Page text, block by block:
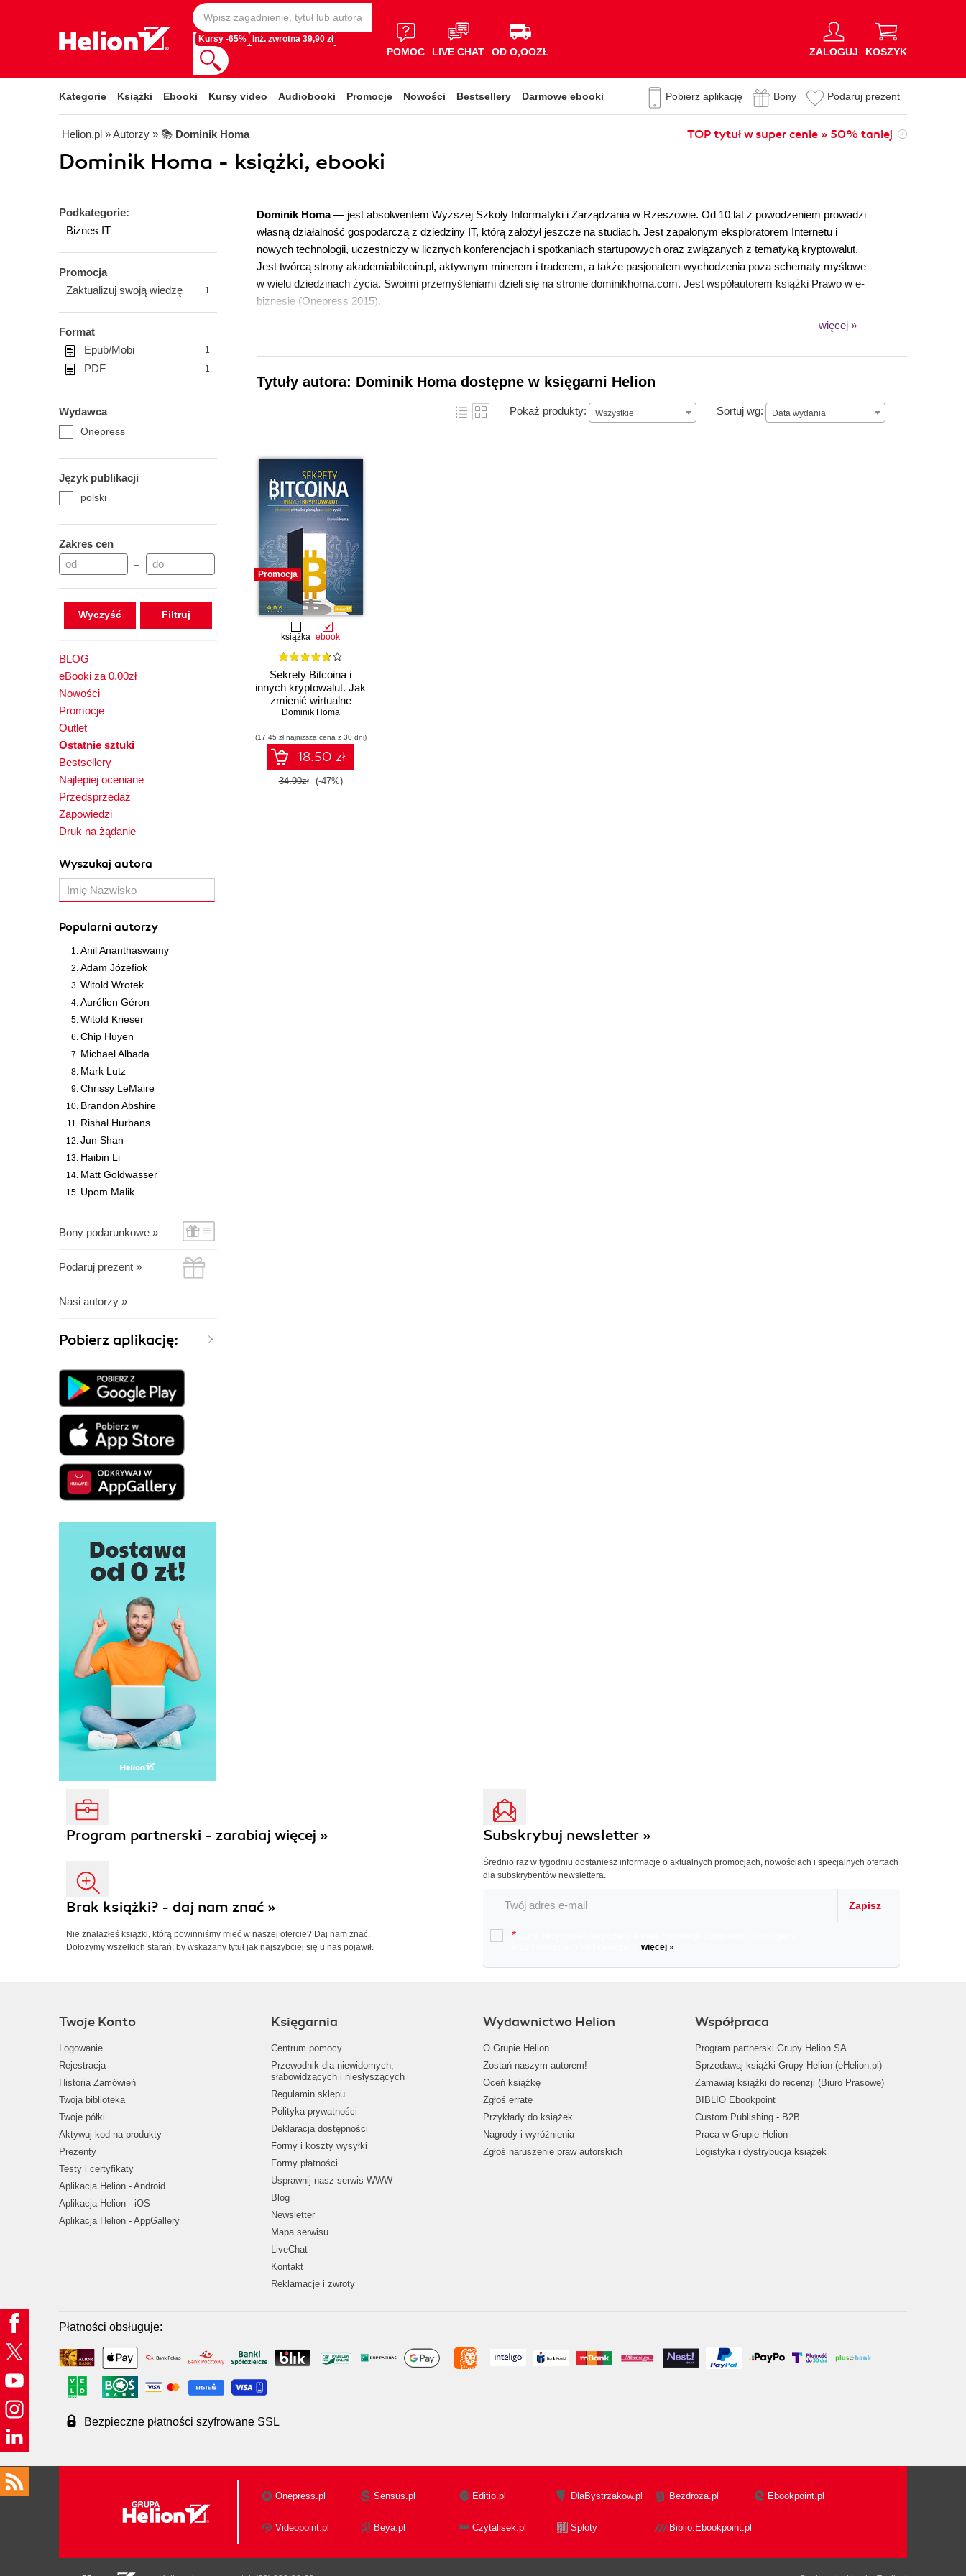
Kursy -65% Inż. zwrotna 39,90 zł
POMOC LIVE CHAT OD O,OOZŁ ZALOGUJ KOSZYK
Kategorie Książki Ebooki Kursy video Audiobooki Promocje Nowości Bestsellery Darmowe ebooki Pobierz aplikację Bony Podaruj prezent
Helion.pl » Autorzy » 📚 Dominik Homa TOP tytuł w super cenie » 50% taniej
Dominik Homa - książki, ebooki
Podkategorie:
Biznes IT
Promocja
Zaktualizuj swoją wiedzę
1
Format
Epub/Mobi
1
PDF 1
Wydawca
Onepress
Język publikacji
polski
Zakres cen
–
Wyczyść
BLOG
eBooki za 0,00zł
Nowości
Promocje
Outlet
Ostatnie sztuki
Bestsellery
Najlepiej oceniane
Przedsprzedaż
Zapowiedzi
Druk na żądanie
Wyszukaj autora
Popularni autorzy
Anil Ananthaswamy
Adam Józefiok
Witold Wrotek
Aurélien Géron
Witold Krieser
Chip Huyen
Michael Albada
Mark Lutz
Chrissy LeMaire
Brandon Abshire
Rishal Hurbans
Jun Shan
Haibin Li
Matt Goldwasser
Upom Malik
Bony podarunkowe »
Podaruj prezent »
Nasi autorzy »
Pobierz aplikację:
Dominik Homa— jest absolwentem Wyższej Szkoły Informatyki i Zarządzania w Rzeszowie. Od 10 lat z powodzeniem prowadzi
własną działalność gospodarczą z dziedziny IT, którą założył jeszcze na studiach. Jest zapalonym eksploratorem Internetu i
nowych technologii, uczestniczy w licznych konferencjach i spotkaniach startupowych oraz związanych z tematyką kryptowalut.
Jest twórcą strony akademiabitcoin.pl, aktywnym minerem i traderem, a także pasjonatem wychodzenia poza schematy myślowe
w wielu dziedzinach życia. Swoimi przemyśleniami dzieli się na stronie dominikhoma.com. Jest współautorem książki Prawo w e-
biznesie (Onepress 2015).
więcej »
Tytuły autora: Dominik Homa dostępne w księgarni Helion
Pokaż produkty: Wszystkie Sortuj wg: Data wydania
Data wydania
Promocja
książka ebook
Sekrety Bitcoina i
innych kryptowalut. Jak
zmienić wirtualne
pieniądze w realne
Dominik Homa
(17,45 zł najniższa cena z 30 dni)
18.50 zł
34.90zł (-47%)
Program partnerski - zarabiaj więcej »
Brak książki? - daj nam znać »
Nie znalazłeś książki, którą powinniśmy mieć w naszej ofercie? Daj nam znać.
Dołożymy wszelkich starań, by wskazany tytuł jak najszybciej się u nas pojawił.
Subskrybuj newsletter »
Średnio raz w tygodniu dostaniesz informacje o aktualnych promocjach, nowościach i specjalnych ofertach
dla subskrybentów newslettera.
Zapisz
*
więcej »
Twoje Konto
Logowanie
Rejestracja
Historia Zamówień
Twoja biblioteka
Twoje półki
Aktywuj kod na produkty
Prezenty
Testy i certyfikaty
Aplikacja Helion - Android
Aplikacja Helion - iOS
Aplikacja Helion - AppGallery
Księgarnia
Centrum pomocy
Przewodnik dla niewidomych,
słabowidzących i niesłyszących
Regulamin sklepu
Polityka prywatności
Deklaracja dostępności
Formy i koszty wysyłki
Formy płatności
Usprawnij nasz serwis WWW
Blog
Newsletter
Mapa serwisu
LiveChat
Kontakt
Reklamacje i zwroty
Wydawnictwo Helion
O Grupie Helion
Zostań naszym autorem!
Oceń książkę
Zgłoś erratę
Przykłady do książek
Nagrody i wyróżnienia
Zgłoś naruszenie praw autorskich
Współpraca
Program partnerski Grupy Helion SA
Sprzedawaj książki Grupy Helion (eHelion.pl)
Zamawiaj książki do recenzji (Biuro Prasowe)
BIBLIO Ebookpoint
Custom Publishing - B2B
Praca w Grupie Helion
Logistyka i dystrybucja książek
Płatności obsługuje:
Bezpieczne płatności szyfrowane SSL
Onepress.pl Sensus.pl Editio.pl DlaBystrzakow.pl Bezdroza.pl Ebookpoint.pl
Videopoint.pl Beya.pl Czytalisek.pl Sploty Biblio.Ebookpoint.pl